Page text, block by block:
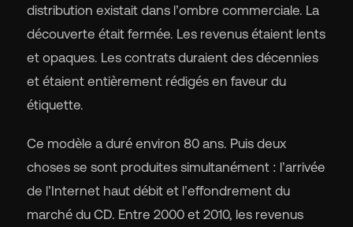
distribution existait dans l’ombre commerciale. La
découverte était fermée. Les revenus étaient lents
et opaques. Les contrats duraient des décennies
et étaient entièrement rédigés en faveur du
étiquette.
Ce modèle a duré environ 80 ans. Puis deux
choses se sont produites simultanément : l’arrivée
de l’Internet haut débit et l’effondrement du
marché du CD. Entre 2000 et 2010, les revenus